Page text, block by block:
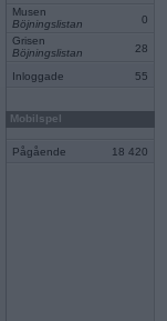
Musen
Böjningslistan
0
Grisen
Böjningslistan
28
Inloggade 55
Mobilspel
Pågående 18 420